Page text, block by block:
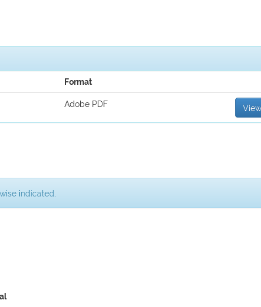
Format
Adobe PDF
indicated.